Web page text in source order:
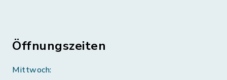
Öffnungszeiten
Mittwoch: